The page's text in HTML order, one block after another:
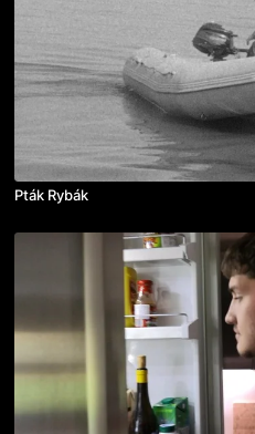
Pták Rybák